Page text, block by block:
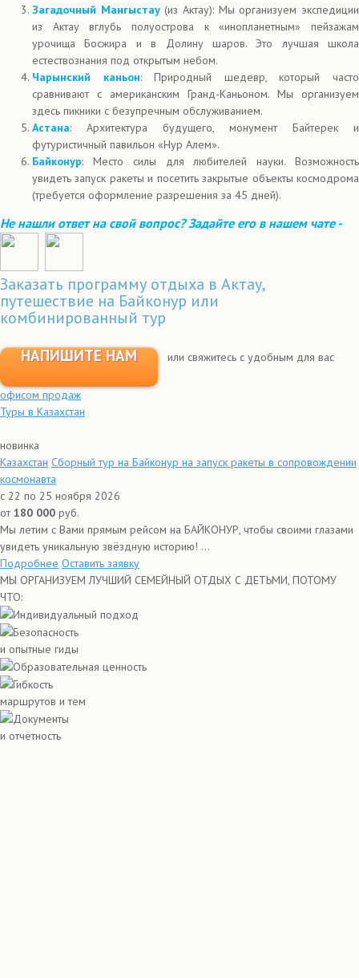
Загадочный Мангыстау(из Актау): Мы организуем экспедиции
из Актау вглубь полуострова к «инопланетным» пейзажам
урочища Босжира и в Долину шаров. Это лучшая школа
естествознания под открытым небом.
Чарынский каньон: Природный шедевр, который часто
сравнивают с американским Гранд-Каньоном. Мы организуем
здесь пикники с безупречным обслуживанием.
Астана: Архитектура будущего, монумент Байтерек и
футуристичный павильон «Нур Алем».
Байконур: Место силы для любителей науки. Возможность
увидеть запуск ракеты и посетить закрытые объекты космодрома
(требуется оформление разрешения за 45 дней).
Не нашли ответ на свой вопрос? Задайте его в нашем чате -
Заказать программу отдыха в Актау,
путешествие на Байконур или
комбинированный тур
НАПИШИТЕ НАМ или свяжитесь с удобным для вас
офисом продаж
Туры в Казахстан
новинка
Казахстан Сборный тур на Байконур на запуск ракеты в сопровождении
космонавта
с 22 по 25 ноября 2026
от180 000 руб.
Мы летим с Вами прямым рейсом на БАЙКОНУР, чтобы своими глазами
увидеть уникальную звёздную историю! ...
Подробнее Оставить заявку
МЫ ОРГАНИЗУЕМ ЛУЧШИЙ СЕМЕЙНЫЙ ОТДЫХ С ДЕТЬМИ, ПОТОМУ
ЧТО:
Индивидуальный подход
Безопасность
и опытные гиды
Образовательная ценность
Гибкость
маршрутов и тем
Документы
и отчётность